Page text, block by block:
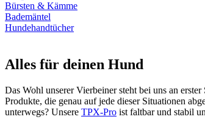
Bürsten & Kämme
Bademäntel
Hundehandtücher
Alles für deinen Hund
Das Wohl unserer Vierbeiner steht bei uns an
Produkte, die genau auf jede dieser Situationen
unterwegs? Unsere TPX-Pro ist faltbar und stabil